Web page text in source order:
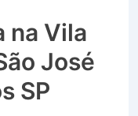
na Vila
José
SP